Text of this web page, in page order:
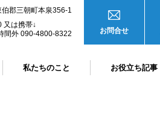
郡三朝町本泉356-1
又は携帯↓
外 090-4800-8322
私たちのこと お役立ち記事
お問合せ